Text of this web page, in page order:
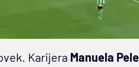
Karijera Manuela